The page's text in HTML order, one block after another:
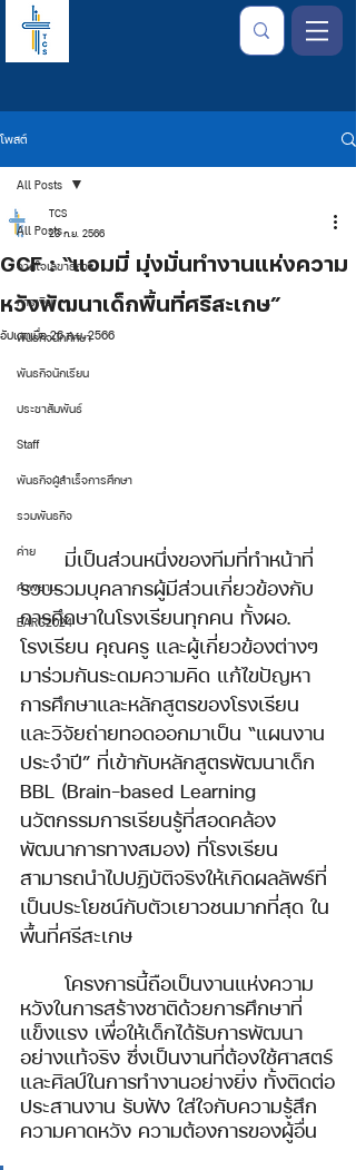
โพสต์
All Posts
จากใจเลขาธิการ
การเงิน
พันธกิจนักศึกษา
พันธกิจนักเรียน
ประชาสัมพันธ์
Staff
พันธกิจผู้สำเร็จการศึกษา
รวมพันธกิจ
ค่าย
คำพยาน
EARC2024
All Posts
GCF : “แอมมี่ มุ่งมั่นทำงานแห่งความ
หวังพัฒนาเด็กพื้นที่ศรีสะเกษ”
TCS
23 ก.ย. 2566
อัปเดตเมื่อ26 ก.ย. 2566
	มี่เป็นส่วนหนึ่งของทีมที่ทำหน้าที่
รวบรวมบุคลากรผู้มีส่วนเกี่ยวข้องกับ
การศึกษาในโรงเรียนทุกคน ทั้งผอ.
โรงเรียน คุณครู และผู้เกี่ยวข้องต่างๆ
มาร่วมกันระดมความคิด แก้ไขปัญหา
การศึกษาและหลักสูตรของโรงเรียน
และวิจัยถ่ายทอดออกมาเป็น “แผนงาน
ประจำปี” ที่เข้ากับหลักสูตรพัฒนาเด็ก
BBL (Brain-based Learning
นวัตกรรมการเรียนรู้ที่สอดคล้อง
พัฒนาการทางสมอง) ที่โรงเรียน
สามารถนำไปปฏิบัติจริงให้เกิดผลลัพธ์ที่
เป็นประโยชน์กับตัวเยาวชนมากที่สุด ใน
พื้นที่ศรีสะเกษ
หวังในการสร้างชาติด้วยการศึกษาที่
แข็งแรง เพื่อให้เด็กได้รับการพัฒนา
อย่างแท้จริง ซึ่งเป็นงานที่ต้องใช้ศาสตร์
และศิลป์ในการทำงานอย่างยิ่ง ทั้งติดต่อ
ประสานงาน รับฟัง ใส่ใจกับความรู้สึก
ความคาดหวัง ความต้องการของผู้อื่น